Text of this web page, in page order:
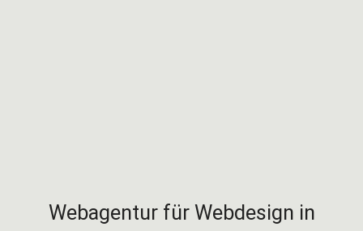
Webagentur für Webdesign in